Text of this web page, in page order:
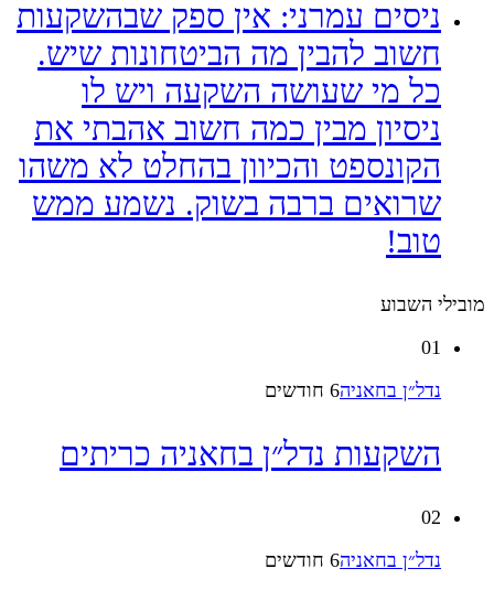
ניסים עמרני: אין ספק שבהשקעות
חשוב להבין מה הביטחונות שיש.
כל מי שעושה השקעה ויש לו
ניסיון מבין כמה חשוב אהבתי את
הקונספט והכיוון בהחלט לא משהו
שרואים ברבה בשוק. נשמע ממש
טוב!
מובילי השבוע
01
נדל״ן בחאניה6 חודשים
השקעות נדל״ן בחאניה כריתים
02
נדל״ן בחאניה6 חודשים